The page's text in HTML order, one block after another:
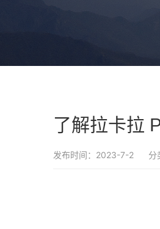
了解拉卡拉
发布时间：2023-7-2 分